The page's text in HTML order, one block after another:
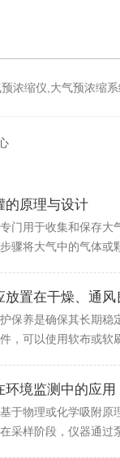
大气预浓缩仪,大气预
的原理与设计
用于收集和保存大气中
骤将大气中的气体或
置在干燥、通
养是确保其长期稳定运
件，可以使用软布或
环境监测中的应用
物理或化学吸附原理
采样阶段，仪器通